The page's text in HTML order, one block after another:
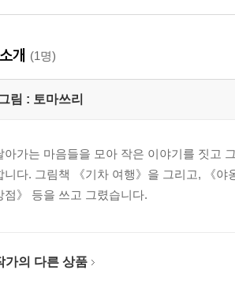
개 (1명)
림 : 토마쓰리
아가는 마음들을 모아 작은 이야기를 짓고
니다. 그림책 《기차 여행》을 그리고, 《
점》 등을 쓰고 그렸습니다.
가의 다른 상품